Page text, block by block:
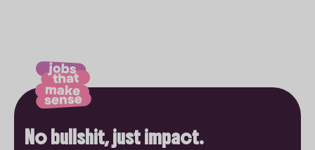
No bullshit, just impact.